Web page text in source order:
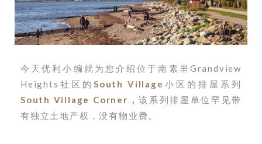
今天优利小编就为您介绍位于南素里Grandview
Heights社区的 South Village 小区的排屋系列
South Village Corner，该系列排屋单位罕见带
有独立土地产权，没有物业费。